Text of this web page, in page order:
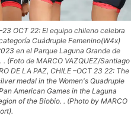
OCT 22: El equipo chileno celebra
Cuádruple Femenino(W4x)
en el Parque Laguna Grande de
(Foto de MARCO VAZQUEZ/Santiago
DE LA PAZ, CHILE –OCT 23 22: The
medal in the Women's Quadruple
American Games in the Laguna
of the Biobio. . (Photo by MARCO